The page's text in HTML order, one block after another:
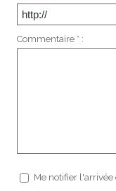
Commentaire * :
Me notifier